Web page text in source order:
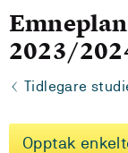
2023/
Tidlegare
Opptak